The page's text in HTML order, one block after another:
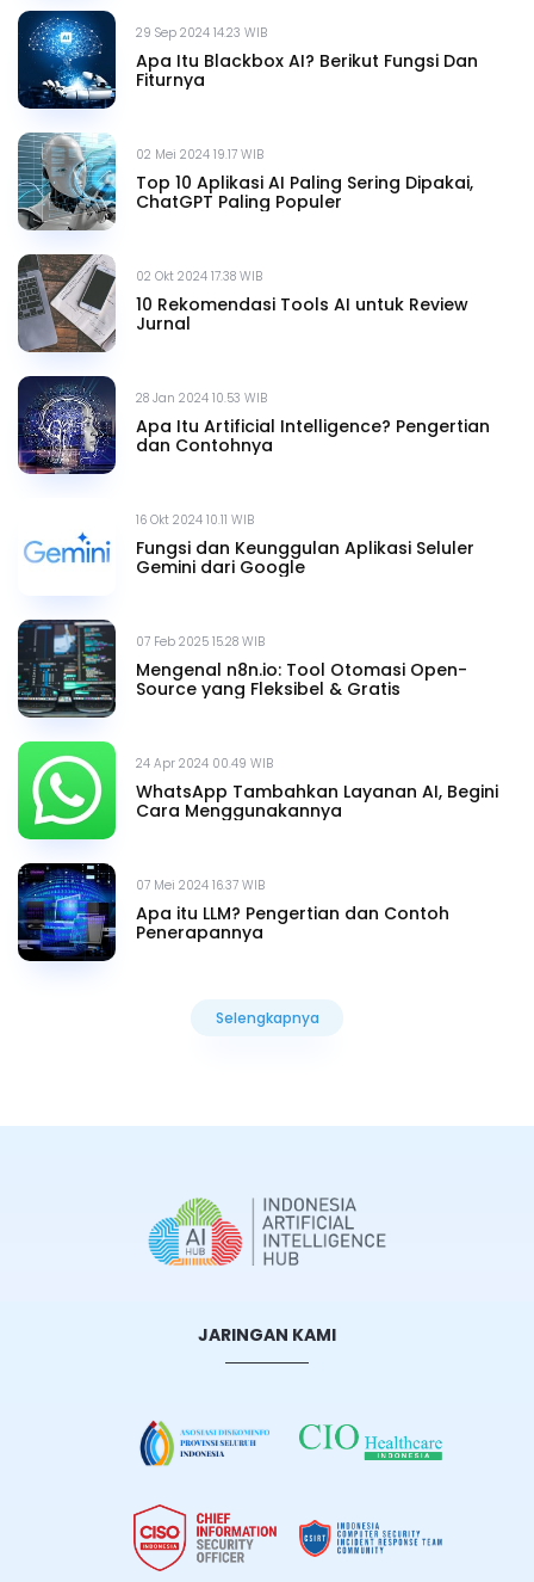
29 Sep 2024 14.23 WIB
Apa Itu Blackbox AI? Berikut Fungsi Dan
Fiturnya
02 Mei 2024 19.17 WIB
Top 10 Aplikasi AI Paling Sering Dipakai,
ChatGPT Paling Populer
02 Okt 2024 17.38 WIB
10 Rekomendasi Tools AI untuk Review
Jurnal
28 Jan 2024 10.53 WIB
Apa Itu Artificial Intelligence? Pengertian
dan Contohnya
16 Okt 2024 10.11 WIB
Fungsi dan Keunggulan Aplikasi Seluler
Gemini dari Google
07 Feb 2025 15.28 WIB
Mengenal n8n.io: Tool Otomasi Open-
Source yang Fleksibel & Gratis
24 Apr 2024 00.49 WIB
WhatsApp Tambahkan Layanan AI, Begini
Cara Menggunakannya
07 Mei 2024 16.37 WIB
Apa itu LLM? Pengertian dan Contoh
Penerapannya
Selengkapnya
JARINGAN KAMI